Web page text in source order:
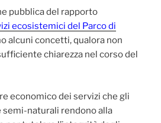
pubblica del rapporto
ecosistemici del Parco di
alcuni concetti, qualora non
chiarezza nel corso del
economico dei servizi che gli
naturali rendono alla